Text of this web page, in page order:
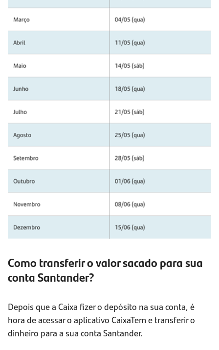
Como transferir o valor sacado para sua
conta Santander?
Depois que a Caixa fizer o depósito na sua conta, é
hora de acessar o aplicativo CaixaTem e transferir o
dinheiro para a sua conta Santander.